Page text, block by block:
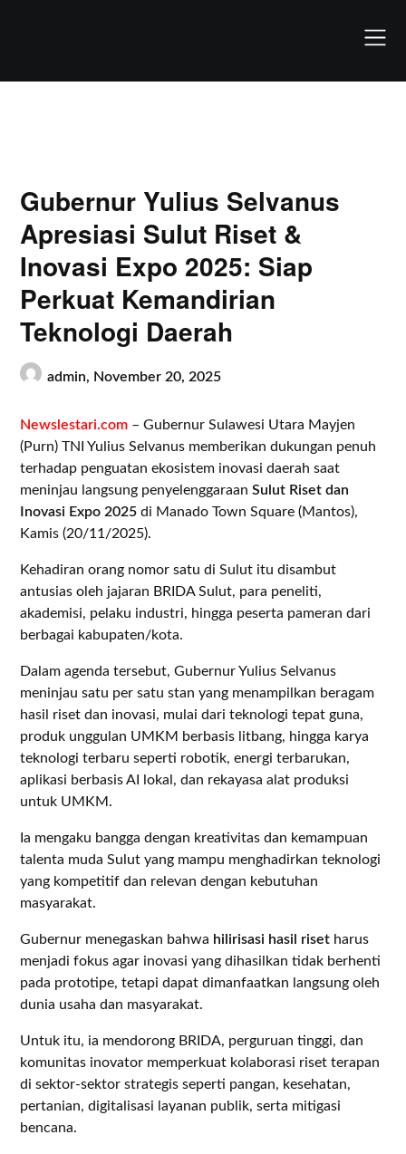
Gubernur Yulius Selvanus
Apresiasi Sulut Riset &
Inovasi Expo 2025: Siap
Perkuat Kemandirian
Teknologi Daerah
admin, November 20, 2025
Newslestari.com – Gubernur Sulawesi Utara Mayjen
(Purn) TNI Yulius Selvanus memberikan dukungan penuh
terhadap penguatan ekosistem inovasi daerah saat
meninjau langsung penyelenggaraanSulut Riset dan
Inovasi Expo 2025 di Manado Town Square (Mantos),
Kamis (20/11/2025).
Kehadiran orang nomor satu di Sulut itu disambut
antusias oleh jajaran BRIDA Sulut, para peneliti,
akademisi, pelaku industri, hingga peserta pameran dari
berbagai kabupaten/kota.
Dalam agenda tersebut, Gubernur Yulius Selvanus
meninjau satu per satu stan yang menampilkan beragam
hasil riset dan inovasi, mulai dari teknologi tepat guna,
produk unggulan UMKM berbasis litbang, hingga karya
teknologi terbaru seperti robotik, energi terbarukan,
aplikasi berbasis AI lokal, dan rekayasa alat produksi
untuk UMKM.
Ia mengaku bangga dengan kreativitas dan kemampuan
talenta muda Sulut yang mampu menghadirkan teknologi
yang kompetitif dan relevan dengan kebutuhan
masyarakat.
Gubernur menegaskan bahwa hilirisasi hasil riset harus
menjadi fokus agar inovasi yang dihasilkan tidak berhenti
pada prototipe, tetapi dapat dimanfaatkan langsung oleh
dunia usaha dan masyarakat.
Untuk itu, ia mendorong BRIDA, perguruan tinggi, dan
komunitas inovator memperkuat kolaborasi riset terapan
di sektor-sektor strategis seperti pangan, kesehatan,
pertanian, digitalisasi layanan publik, serta mitigasi
bencana.